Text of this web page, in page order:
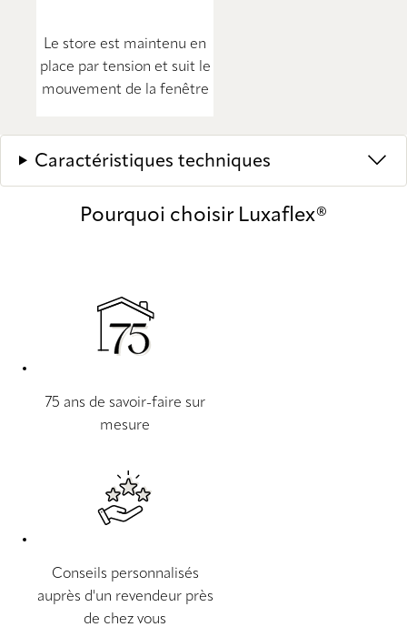
Le store est maintenu en
place par tension et suit le
mouvement de la fenêtre
Caractéristiques techniques
Pourquoi choisir Luxaflex®
75 ans de savoir-faire sur
mesure
Conseils personnalisés
auprès d'un revendeur près
de chez vous